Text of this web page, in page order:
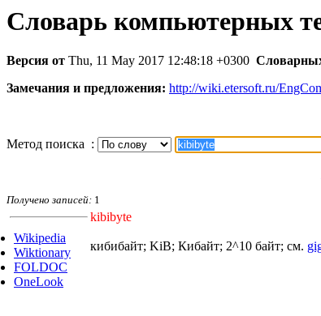
Словарь компьютерных
Версия от Thu, 11 May 2017 12:48:18 +0300
Замечания и предложения: http://wiki.etersoft.ru/
Метод поиска :
Получено записей: 1
Wikipedia
Wiktionary
FOLDOC
OneLook
kibibyte
кибибайт; KiB; Кибайт; 2^10 байт; см.